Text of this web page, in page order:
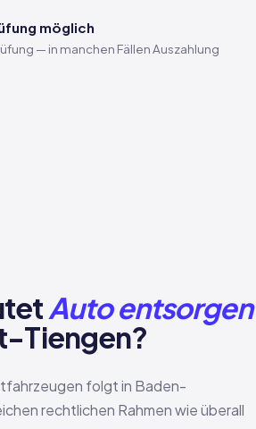
möglich
— in manchen Fällen Auszahlung
Auto entsorgen
Tiengen?
folgt in Baden-
rechtlichen Rahmen wie überall